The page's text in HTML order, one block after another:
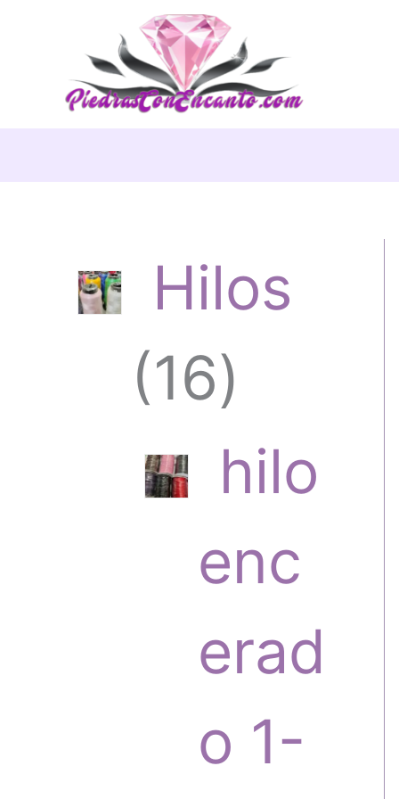
Hilos
161
6
p
r
o
hilo
enc
erad
o 1-